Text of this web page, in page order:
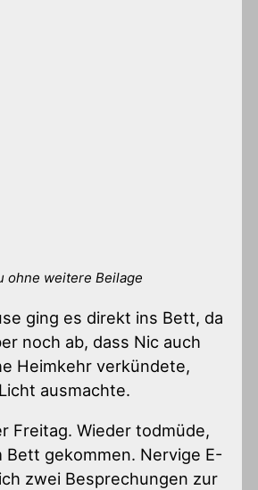
ohne weitere Beilage
ging es direkt ins Bett, da
noch ab, dass Nic auch
Heimkehr verkündete,
ausmachte.
Freitag. Wieder todmüde,
Bett gekommen. Nervige E-
zwei Besprechungen zur